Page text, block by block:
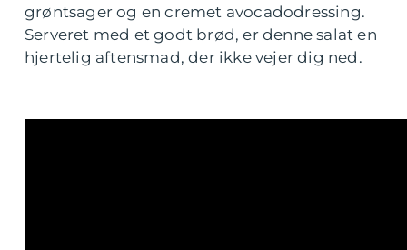
grøntsager og en cremet avocadodressing.
Serveret med et godt brød, er denne salat en
hjertelig aftensmad, der ikke vejer dig ned.